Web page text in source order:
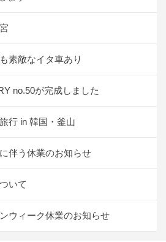
素敵なイタ車あり
no.50が完成しました
行 in 韓国・釜山
伴う休業のお知らせ
いて
ウィーク休業のお知らせ